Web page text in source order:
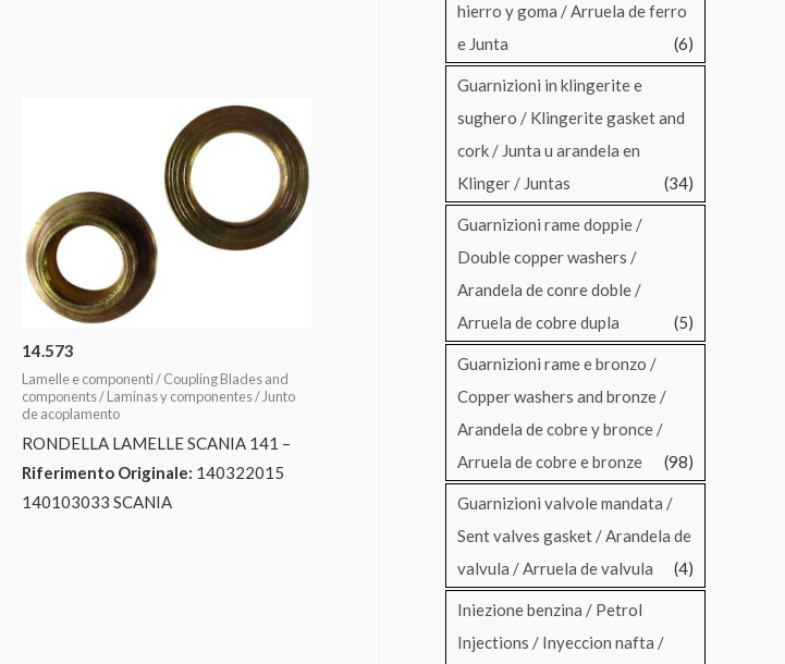
14.573
Lamelle e componenti / Coupling Blades and
components / Laminas y componentes / Junto
de acoplamento
RONDELLA LAMELLE SCANIA 141 –
Riferimento Originale: 140322015
140103033 SCANIA
hierro y goma / Arruela de ferro
e Junta
(6)
Guarnizioni in klingerite e
sughero / Klingerite gasket and
cork / Junta u arandela en
Klinger / Juntas
(34)
Guarnizioni rame doppie /
Double copper washers /
Arandela de conre doble /
Arruela de cobre dupla
(5)
Guarnizioni rame e bronzo /
Copper washers and bronze /
Arandela de cobre y bronce /
Arruela de cobre e bronze
(98)
Guarnizioni valvole mandata /
Sent valves gasket / Arandela de
valvula / Arruela de valvula
(4)
Iniezione benzina / Petrol
Injections / Inyeccion nafta /